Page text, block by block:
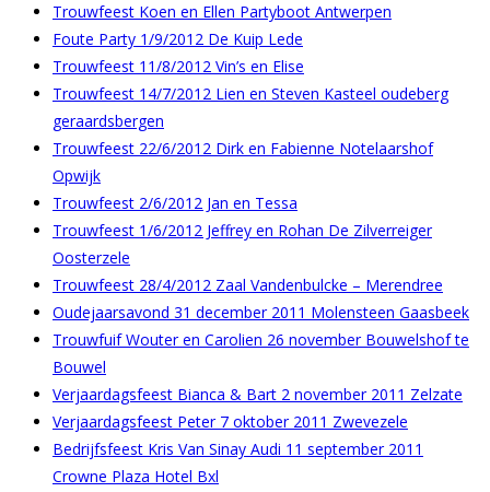
Trouwfeest Koen en Ellen Partyboot Antwerpen
Foute Party 1/9/2012 De Kuip Lede
Trouwfeest 11/8/2012 Vin’s en Elise
Trouwfeest 14/7/2012 Lien en Steven Kasteel oudeberg
geraardsbergen
Trouwfeest 22/6/2012 Dirk en Fabienne Notelaarshof
Opwijk
Trouwfeest 2/6/2012 Jan en Tessa
Trouwfeest 1/6/2012 Jeffrey en Rohan De Zilverreiger
Oosterzele
Trouwfeest 28/4/2012 Zaal Vandenbulcke – Merendree
Oudejaarsavond 31 december 2011 Molensteen Gaasbeek
Trouwfuif Wouter en Carolien 26 november Bouwelshof te
Bouwel
Verjaardagsfeest Bianca & Bart 2 november 2011 Zelzate
Verjaardagsfeest Peter 7 oktober 2011 Zwevezele
Bedrijfsfeest Kris Van Sinay Audi 11 september 2011
Crowne Plaza Hotel Bxl